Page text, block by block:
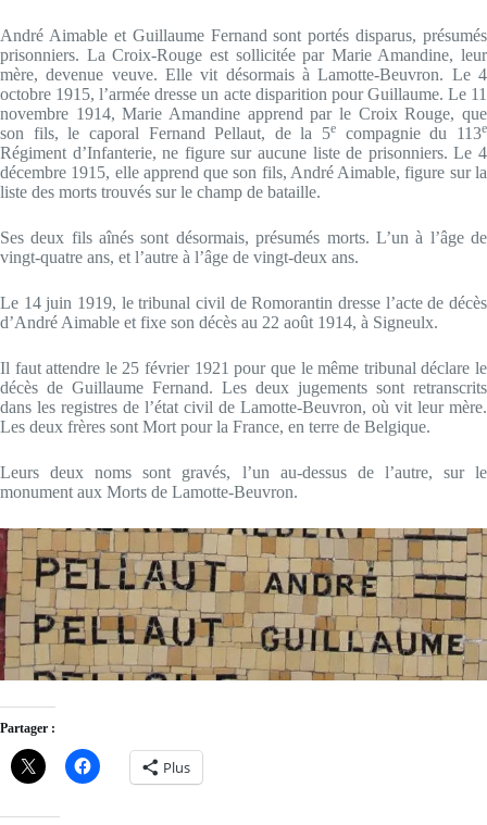
André Aimable et Guillaume Fernand sont portés disparus, présumés
prisonniers. La Croix-Rouge est sollicitée par Marie Amandine, leur
mère, devenue veuve. Elle vit désormais à Lamotte-Beuvron. Le 4
octobre 1915, l’armée dresse un acte disparition pour Guillaume. Le 11
novembre 1914, Marie Amandine apprend par le Croix Rouge, que
son fils, le caporal Fernand Pellaut, de la 5e compagnie du 113e
Régiment d’Infanterie, ne figure sur aucune liste de prisonniers. Le 4
décembre 1915, elle apprend que son fils, André Aimable, figure sur la
liste des morts trouvés sur le champ de bataille.
Ses deux fils aînés sont désormais, présumés morts. L’un à l’âge de
vingt-quatre ans, et l’autre à l’âge de vingt-deux ans.
Le 14 juin 1919, le tribunal civil de Romorantin dresse l’acte de décès
d’André Aimable et fixe son décès au 22 août 1914, à Signeulx.
Il faut attendre le 25 février 1921 pour que le même tribunal déclare le
décès de Guillaume Fernand. Les deux jugements sont retranscrits
dans les registres de l’état civil de Lamotte-Beuvron, où vit leur mère.
Les deux frères sont Mort pour la France, en terre de Belgique.
Leurs deux noms sont gravés, l’un au-dessus de l’autre, sur le
monument aux Morts de Lamotte-Beuvron.
Partager :
Plus